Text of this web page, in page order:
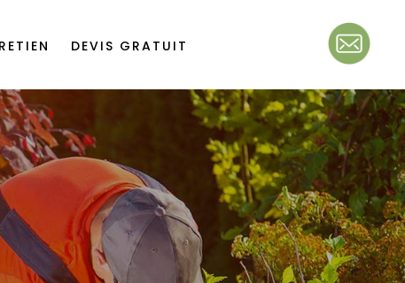
DEVIS GRATUIT